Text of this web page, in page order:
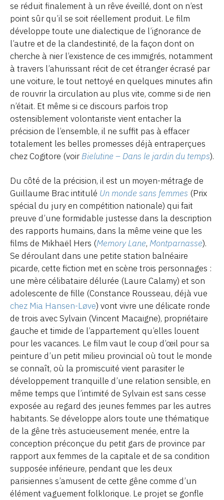
se réduit finalement à un rêve éveillé, dont on n’est
point sûr qu’il se soit réellement produit. Le film
développe toute une dialectique de l’ignorance de
l’autre et de la clandestinité, de la façon dont on
cherche à nier l’existence de ces immigrés, notamment
à travers l’ahurissant récit de cet étranger écrasé par
une voiture, le tout nettoyé en quelques minutes afin
de rouvrir la circulation au plus vite, comme si de rien
n’était. Et même si ce discours parfois trop
ostensiblement volontariste vient entacher la
précision de l’ensemble, il ne suffit pas à effacer
totalement les belles promesses déjà entraperçues
chez Cogitore (voirBielutine – Dans le jardin du temps).
Du côté de la précision, il est un moyen-métrage de
Guillaume Brac intitulé Un monde sans femmes (Prix
spécial du jury en compétition nationale) qui fait
preuve d’une formidable justesse dans la description
des rapports humains, dans la même veine que les
films de Mikhaël Hers (Memory Lane, Montparnasse).
Se déroulant dans une petite station balnéaire
picarde, cette fiction met en scène trois personnages :
une mère célibataire délurée (Laure Calamy) et son
adolescente de fille (Constance Rousseau, déjà vue
chez Mia Hansen-Løve) vont vivre une délicate ronde
de trois avec Sylvain (Vincent Macaigne), propriétaire
gauche et timide de l’appartement qu’elles louent
pour les vacances. Le film vaut le coup d’œil pour sa
peinture d’un petit milieu provincial où tout le monde
se connaît, où la promiscuité vient parasiter le
développement tranquille d’une relation sensible, en
même temps que l’intimité de Sylvain est sans cesse
exposée au regard des jeunes femmes par les autres
habitants. Se développe alors toute une thématique
de la gêne très astucieusement menée, entre la
conception préconçue du petit gars de province par
rapport aux femmes de la capitale et de sa condition
supposée inférieure, pendant que les deux
parisiennes s’amusent de cette gêne comme d’un
élément vaguement folklorique. Le projet se gonfle